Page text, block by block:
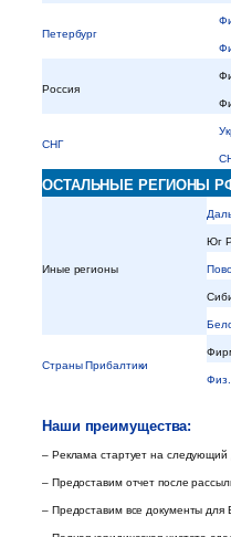
Петербург
Россия
СНГ
ОСТАЛЬНЫЕ РЕГИОНЫ
Иные регионы
Юг
Страны Прибалтики
Наши преимущества:
– Реклама стартует на следующий
– Предоставим отчет после
– Предоставим все документы для